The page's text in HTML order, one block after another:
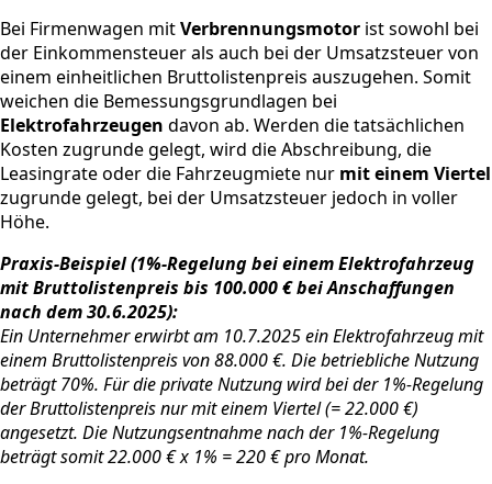
Bei Firmenwagen mitVerbrennungsmotor ist sowohl bei
der Einkommensteuer als auch bei der Umsatzsteuer von
einem einheitlichen Bruttolistenpreis auszugehen. Somit
weichen die Bemessungsgrundlagen bei
Elektrofahrzeugen davon ab. Werden die tatsächlichen
Kosten zugrunde gelegt, wird die Abschreibung, die
Leasingrate oder die Fahrzeugmiete nur mit einem Viertel
zugrunde gelegt, bei der Umsatzsteuer jedoch in voller
Höhe.
Praxis-Beispiel (1%-Regelung bei einem Elektrofahrzeug
mit Bruttolistenpreis bis 100.000 € bei Anschaffungen
nach dem 30.6.2025):
Ein Unternehmer erwirbt am 10.7.2025 ein Elektrofahrzeug mit
einem Bruttolistenpreis von 88.000 €. Die betriebliche Nutzung
beträgt 70%. Für die private Nutzung wird bei der 1%-Regelung
der Bruttolistenpreis nur mit einem Viertel (= 22.000 €)
angesetzt. Die Nutzungsentnahme nach der 1%-Regelung
beträgt somit 22.000 € x 1% = 220 € pro Monat.